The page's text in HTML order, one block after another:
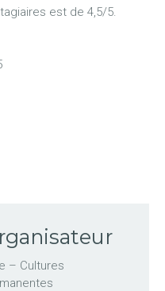
est de 4,5/5.
– Cultures